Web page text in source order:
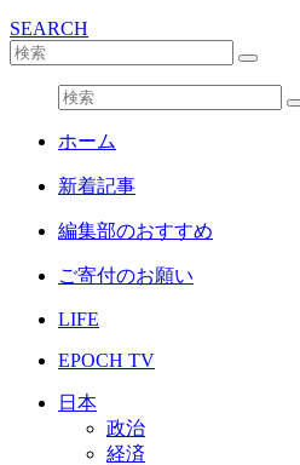
SEARCH
ホーム
新着記事
編集部のおすすめ
ご寄付のお願い
LIFE
EPOCH TV
日本
政治
経済